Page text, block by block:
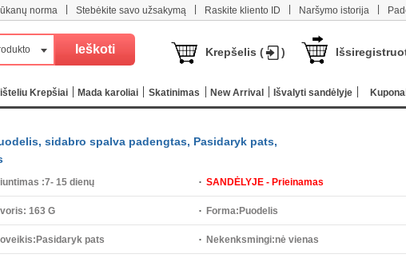
norma Stebėkite savo užsakymą Raskite kliento ID Naršymo istorija
Krepšelis ( )
Krepšiai Mada karoliai Skatinimas New Arrival Išvalyti sandėlyje
sidabro spalva padengtas, Pasidaryk pats,
:7- 15 dienų SANDĖLYJE - Prieinamas
163 G Forma: Puodelis
Pasidaryk pats Nekenksmingi:nė vienas